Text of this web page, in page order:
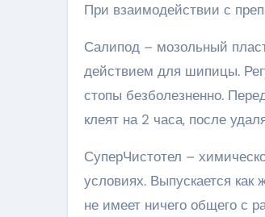
При взаимодействии с
Салипод – мозольный
действием для шипицы.
стопы безболезненно.
клеят на 2 часа, после
СуперЧистотел –
условиях. Выпускается как
не имеет ничего общего с